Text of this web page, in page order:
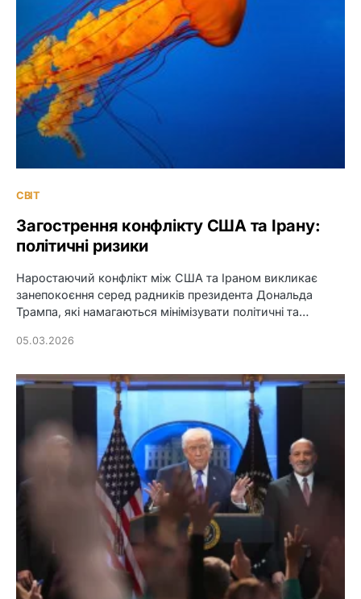
СВІТ
Загострення конфлікту США та Ірану:
політичні ризики
Наростаючий конфлікт між США та Іраном викликає
занепокоєння серед радників президента Дональда
Трампа, які намагаються мінімізувати політичні та…
05.03.2026